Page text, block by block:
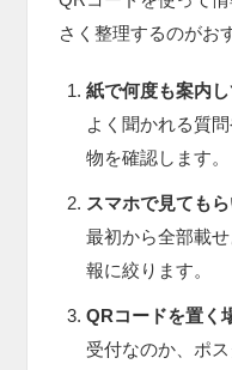
さく整理するのがお
紙で何度も案内
よく聞かれる質
物を確認します。
スマホで見ても
最初から全部載
報に絞ります。
QRコードを置く
受付なのか、ポ